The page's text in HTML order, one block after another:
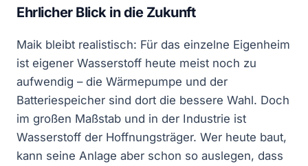
Ehrlicher Blick in die Zukunft
Maik bleibt realistisch: Für das einzelne Eigenheim
ist eigener Wasserstoff heute meist noch zu
aufwendig – die Wärmepumpe und der
Batteriespeicher sind dort die bessere Wahl. Doch
im großen Maßstab und in der Industrie ist
Wasserstoff der Hoffnungsträger. Wer heute baut,
kann seine Anlage aber schon so auslegen, dass